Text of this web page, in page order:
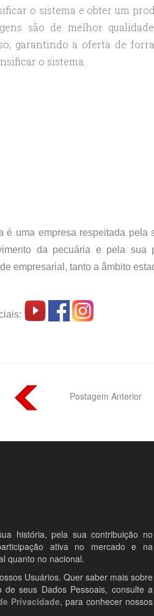
o sistema e obter um
são de melhor
garantindo a oferta de
o sistema.
é uma empresa respeitada
da pecuária e pela sua
empresarial, tanto a âmbito
Postagem Anterior
história, pela sua contribuição no
ativa no mercado e na
quanto no nacional.
Usuários. Quer saber mais sobre
seus Dados Pessoais, consulte a
Privacidade, para conhecer nossos